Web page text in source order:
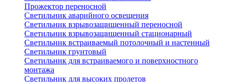
Прожектор переносной
Светильник аварийного освещения
Светильник взрывозащищенный переносной
Светильник взрывозащищенный стационарный
Светильник встраиваемый потолочный и настенный
Светильник грунтовый
Светильник для встраиваемого и поверхностного
монтажа
Светильник для высоких пролетов